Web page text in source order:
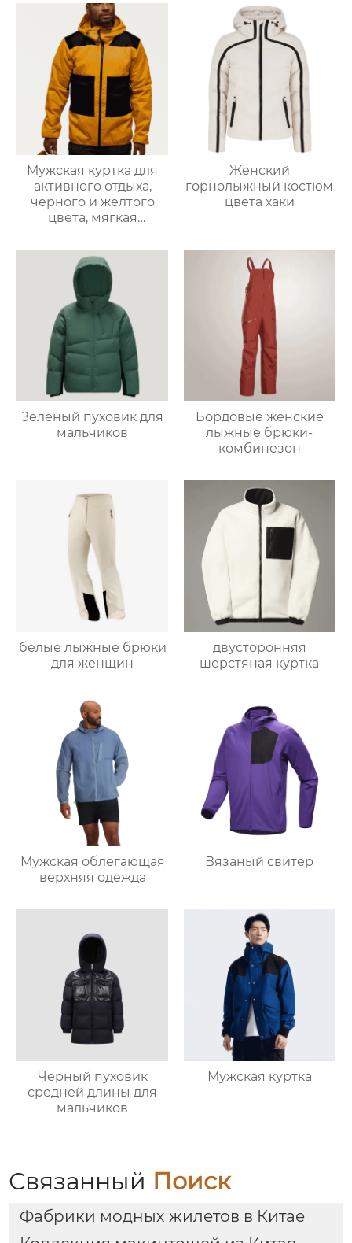
Мужская куртка для
активного отдыха,
черного и желтого
цвета, мягкая
Женский
горнолыжный костюм
цвета хаки
Зеленый пуховик для
мальчиков
Бордовые женские
лыжные брюки-
комбинезон
белые лыжные брюки
для женщин
двусторонняя
шерстяная куртка
Мужская облегающая
верхняя одежда
Вязаный свитер
Черный пуховик
средней длины для
мальчиков
Мужская куртка
Связанный Поиск
Фабрики модных жилетов в Китае